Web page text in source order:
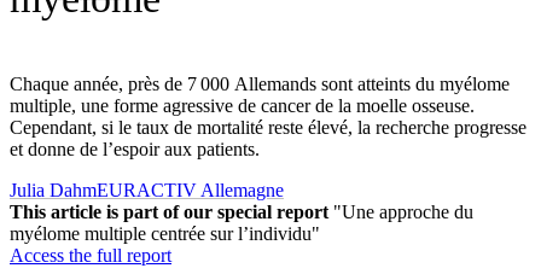
Chaque année, près de 7 000 Allemands sont atteints du myélome
multiple, une forme agressive de cancer de la moelle osseuse.
Cependant, si le taux de mortalité reste élevé, la recherche progresse
et donne de l’espoir aux patients.
Julia DahmEURACTIV Allemagne
This article is part of our special report "Une approche du
myélome multiple centrée sur l’individu"
Access the full report